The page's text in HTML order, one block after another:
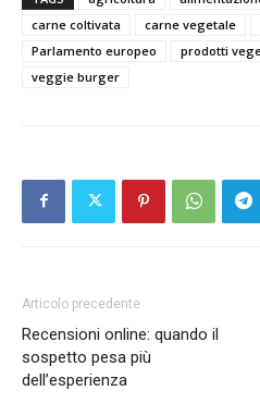
carne coltivata
carne vegetale
Parlamento europeo
prodotti
veggie burger
Articolo precedente
Recensioni online: quando il
sospetto pesa più
dell’esperienza